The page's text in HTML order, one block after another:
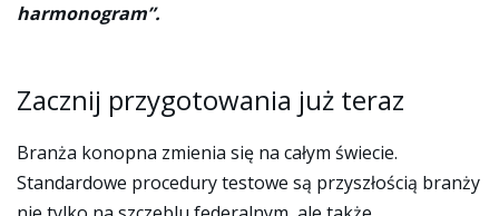
harmonogram”.
Zacznij przygotowania już teraz
Branża konopna zmienia się na całym świecie.
Standardowe procedury testowe są przyszłością branży